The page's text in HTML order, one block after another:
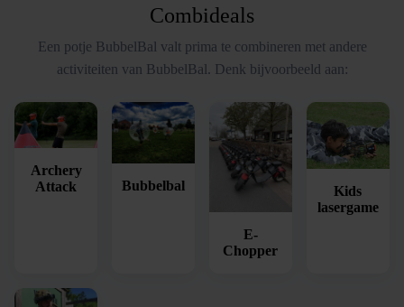
Combideals
Een potje BubbelBal valt prima te combineren met andere
activiteiten van BubbelBal. Denk bijvoorbeeld aan:
Archery
Attack
Bubbelbal
E-
Chopper
Kids
lasergame